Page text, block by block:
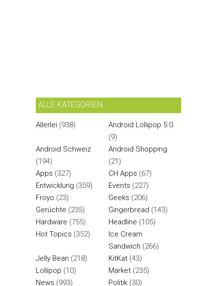
ALLE KATEGORIEN
Allerlei (938)
Android Lollipop 5.0
(9)
Android Schweiz
(194)
Android Shopping
(21)
Apps (327) CH Apps (67)
Entwicklung (359) Events (227)
Froyo (23) Geeks (206)
Gerüchte (235) Gingerbread (143)
Hardware (755) Headline (105)
Hot Topics (352)
Ice Cream
Sandwich (266)
Jelly Bean (218) KitKat (43)
Lollipop (10) Market (235)
News (993) Politik (30)